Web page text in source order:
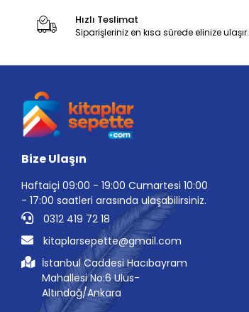
Hızlı Teslimat
Siparişleriniz en kısa sürede elinize ulaşır.
Bize Ulaşın
Haftaiçi 09:00 - 19:00 Cumartesi 10:00
- 17:00 saatleri arasında ulaşabilirsiniz.
0312 419 72 18
kitaplarsepette@gmail.com
İstanbul Caddesi Hacıbayram
Mahallesi No:6 Ulus-
Altındağ/Ankara